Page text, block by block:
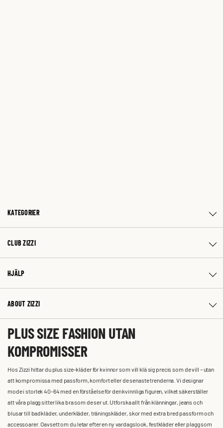
KATEGORIER
CLUB ZIZZI
HJÄLP
ABOUT ZIZZI
PLUS SIZE FASHION UTAN
KOMPROMISSER
Hos Zizzi hittar du plus size-kläder för kvinnor som vill klä sig precis som de vill – utan
att kompromissa med passform, komfort eller de senaste trenderna. Vi designar
mode i storlek 40-64 med en förståelse för den kvinnliga figuren, vilket säkerställer
att våra plagg sitter lika bra som de ser ut. Utforska allt från klänningar, jeans och
blusar till badkläder, underkläder, träningskläder, skor med extra bred passform och
accessoarer. Oavsett om du letar efter en ny vardagslook, festkläder eller plagg som